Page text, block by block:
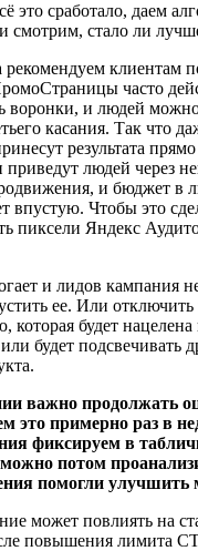
это сработало, даем
смотрим, стало ли
клиентам
часто
воронки, и людей можно
касания. Так что
результата
людей через
и бюджет в
впустую. Чтобы это
пиксели Яндекс
и лидов кампания
ее. Или отключить
которая будет
будет подсвечивать
важно продолжать
это примерно раз в
фиксируем в
потом
помогли улучшить
может повлиять на
повышения лимита